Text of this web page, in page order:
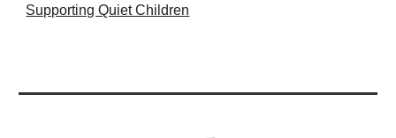
Supporting Quiet Children